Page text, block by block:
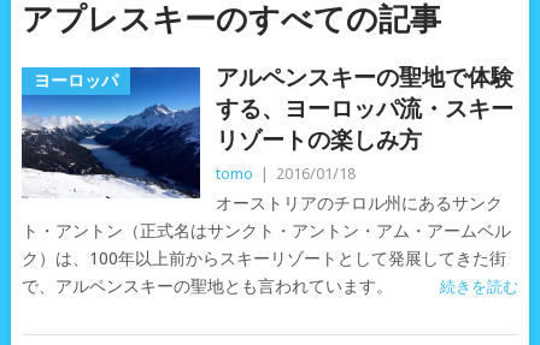
アプレスキーのすべての記事
ヨーロッパ
アルペンスキーの聖地で体験
する、ヨーロッパ流・スキー
リゾートの楽しみ方
tomo 2016/01/18
オーストリアのチロル州にあるサンク
ト・アントン（正式名はサンクト・アントン・アム・アームベル
ク）は、100年以上前からスキーリゾートとして発展してきた街
で、アルペンスキーの聖地とも言われています。
続きを読む